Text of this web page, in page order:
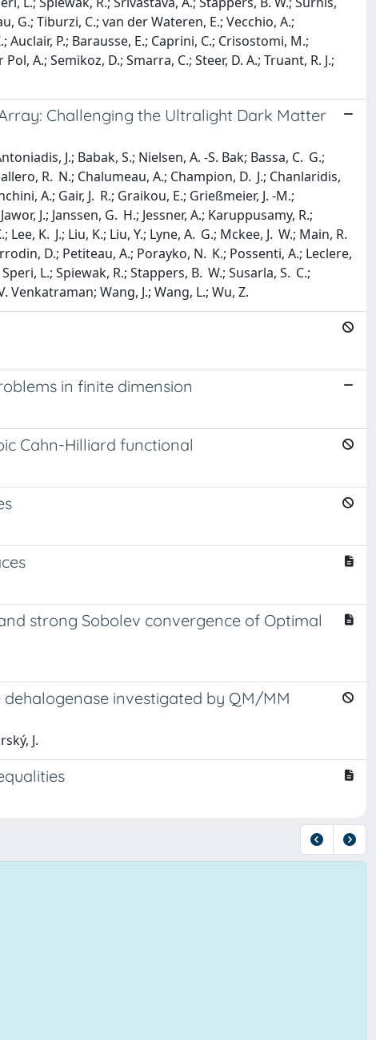
G.; Tiburzi, C.; van der Wateren, E.; Vecchio, A.;
Auclair, P.; Barausse, E.; Caprini, C.; Crisostomi, M.;
A.; Semikoz, D.; Smarra, C.; Steer, D. A.; Truant, R. J.;
Challenging the Ultralight Dark Matter
J.; Babak, S.; Nielsen, A. -S. Bak; Bassa, C. G.;
R. N.; Chalumeau, A.; Champion, D. J.; Chanlaridis,
A.; Gair, J. R.; Graikou, E.; Grießmeier, J. -M.;
J.; Janssen, G. H.; Jessner, A.; Karuppusamy, R.;
K. J.; Liu, K.; Liu, Y.; Lyne, A. G.; Mckee, J. W.; Main, R.
D.; Petiteau, A.; Porayko, N. K.; Possenti, A.; Leclere,
L.; Spiewak, R.; Stappers, B. W.; Susarla, S. C.;
Venkatraman; Wang, J.; Wang, L.; Wu, Z.
in finite dimension
Cahn-Hilliard functional
strong Sobolev convergence of Optimal
investigated by QM/MM
J.